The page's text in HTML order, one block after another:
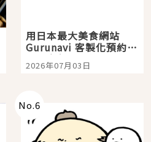
用日本最大美食網站
Gurunavi 客製化預約九
大都市餐廳，打造專屬
美食體驗！
2026年07月03日
No.6